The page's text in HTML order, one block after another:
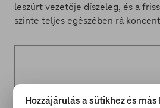
leszúrt vezetője díszeleg, és a
szinte teljes egészében rá
Hozzájárulás a sütikhez és